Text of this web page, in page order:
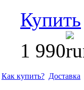
Купить
1 990
Как купить? Доставка